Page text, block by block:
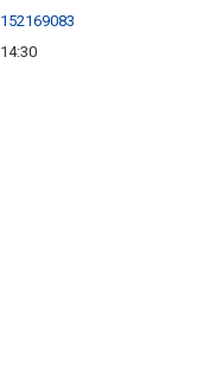
152169083
14:30